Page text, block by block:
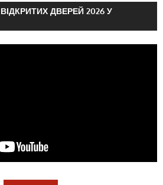
ДВЕРЕЙ 2026 У